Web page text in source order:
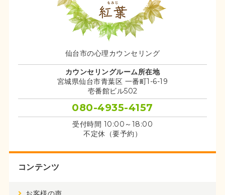
仙台市の心理カウンセリング
カウンセリングルーム所在地
宮城県仙台市青葉区 一番町1-6-19
壱番館ビル502
080-4935-4157
受付時間 10:00～18:00
不定休（要予約）
コンテンツ